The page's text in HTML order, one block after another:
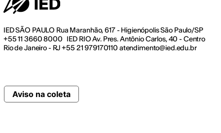
IED SÃO PAULO Rua Maranhão, 617 - Higienópolis São Paulo/SP
+55 11 3660 8000 IED RIO Av. Pres. Antônio Carlos, 40 - Centro
Rio de Janeiro - RJ +55 21 979170110 atendimento@ied.edu.br
Aviso na coleta